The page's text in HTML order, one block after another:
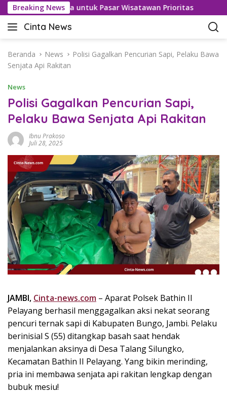
a
Breaking News
Bebas Visa untuk Pasar Wisatawan Prioritas
Cinta News
C
n
t
N
e
w
s
K
a
b
a
r
T
r
k
i
n
i
,
e
n
u
h
I
n
s
p
i
Beranda News
Polisi Gagalkan Pencurian Sapi, Pelaku Bawa
Senjata Api Rakitan
News
Polisi Gagalkan Pencurian Sapi,
Pelaku Bawa Senjata Api Rakitan
Ibnu Prakoso
Juli 28, 2025
JAMBI, Cinta-news.com – Aparat Polsek Bathin II
Pelayang berhasil menggagalkan aksi nekat seorang
pencuri ternak sapi di Kabupaten Bungo, Jambi. Pelaku
berinisial S (55) ditangkap basah saat hendak
menjalankan aksinya di Desa Talang Silungko,
Kecamatan Bathin II Pelayang. Yang bikin merinding,
pria ini membawa senjata api rakitan lengkap dengan
bubuk mesiu!